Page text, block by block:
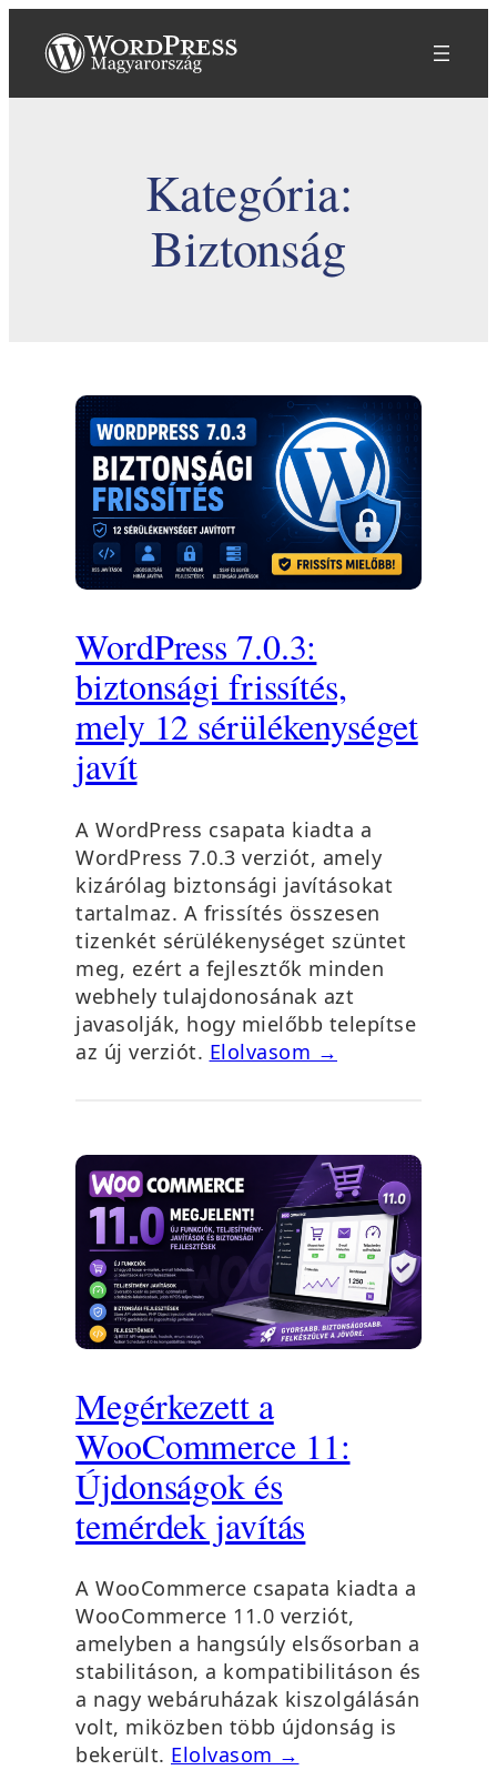
tartalomhoz
Kategória:
Biztonság
WordPress 7.0.3:
biztonsági frissítés,
mely 12 sérülékenységet
javít
A WordPress csapata kiadta a
WordPress 7.0.3 verziót, amely
kizárólag biztonsági javításokat
tartalmaz. A frissítés összesen
tizenkét sérülékenységet szüntet
meg, ezért a fejlesztők minden
webhely tulajdonosának azt
javasolják, hogy mielőbb telepítse
az új verziót. Elolvasom →
Megérkezett a
WooCommerce 11:
Újdonságok és
temérdek javítás
A WooCommerce csapata kiadta a
WooCommerce 11.0 verziót,
amelyben a hangsúly elsősorban a
stabilitáson, a kompatibilitáson és
a nagy webáruházak kiszolgálásán
volt, miközben több újdonság is
bekerült. Elolvasom →